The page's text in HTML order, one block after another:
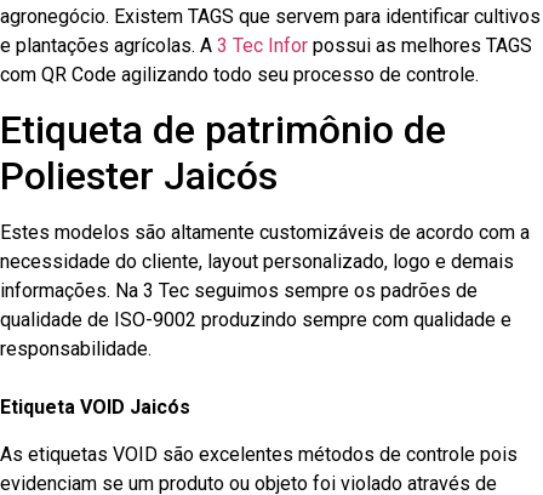
agronegócio. Existem TAGS que servem para identificar cultivos
e plantações agrícolas. A 3 Tec Infor possui as melhores TAGS
com QR Code agilizando todo seu processo de controle.
Etiqueta de patrimônio de
Poliester Jaicós
Estes modelos são altamente customizáveis de acordo com a
necessidade do cliente, layout personalizado, logo e demais
informações. Na 3 Tec seguimos sempre os padrões de
qualidade de ISO-9002 produzindo sempre com qualidade e
responsabilidade.
Etiqueta VOID Jaicós
As etiquetas VOID são excelentes métodos de controle pois
evidenciam se um produto ou objeto foi violado através de